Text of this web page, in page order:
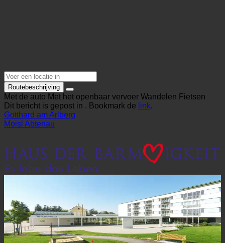
Routebeschrijving
Met de auto Met het openbaar vervoer Wandelen
Dit bericht is gepost in . Bookmark de
Gotthard am Arlberg